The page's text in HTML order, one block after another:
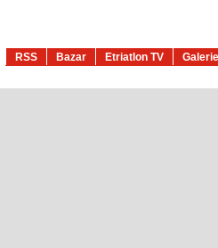
RSS Bazar Etriatlon TV Galerie